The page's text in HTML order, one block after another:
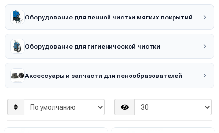
Оборудование для пенной чистки мягких покрытий
Оборудование для гигиенической чистки
Аксессуары и запчасти для пенообразователей